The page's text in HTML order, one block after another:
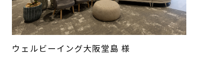
ウェルビーイング大阪堂島 様